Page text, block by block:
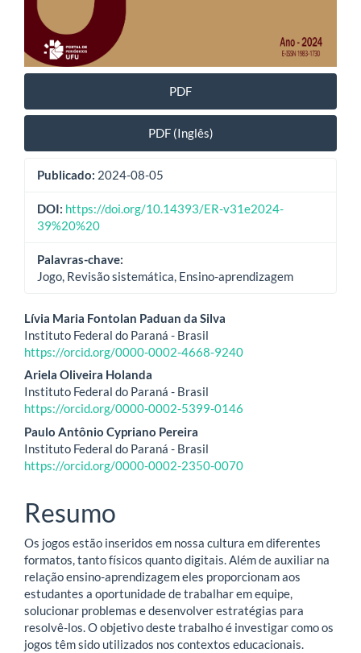
PDF
PDF (Inglês)
Publicado: 2024-08-05
DOI: https://doi.org/10.14393/ER-v31e2024-
39%20%20
Palavras-chave:
Jogo, Revisão sistemática, Ensino-aprendizagem
Conteúdo
do
artigo
principal
Lívia Maria Fontolan Paduan da Silva
Instituto Federal do Paraná - Brasil
https://orcid.org/0000-0002-4668-9240
Ariela Oliveira Holanda
Instituto Federal do Paraná - Brasil
https://orcid.org/0000-0002-5399-0146
Paulo Antônio Cypriano Pereira
Instituto Federal do Paraná - Brasil
https://orcid.org/0000-0002-2350-0070
Resumo
Os jogos estão inseridos em nossa cultura em diferentes
formatos, tanto físicos quanto digitais. Além de auxiliar na
relação ensino-aprendizagem eles proporcionam aos
estudantes a oportunidade de trabalhar em equipe,
solucionar problemas e desenvolver estratégias para
resolvê-los. O objetivo deste trabalho é investigar como os
jogos têm sido utilizados nos contextos educacionais.